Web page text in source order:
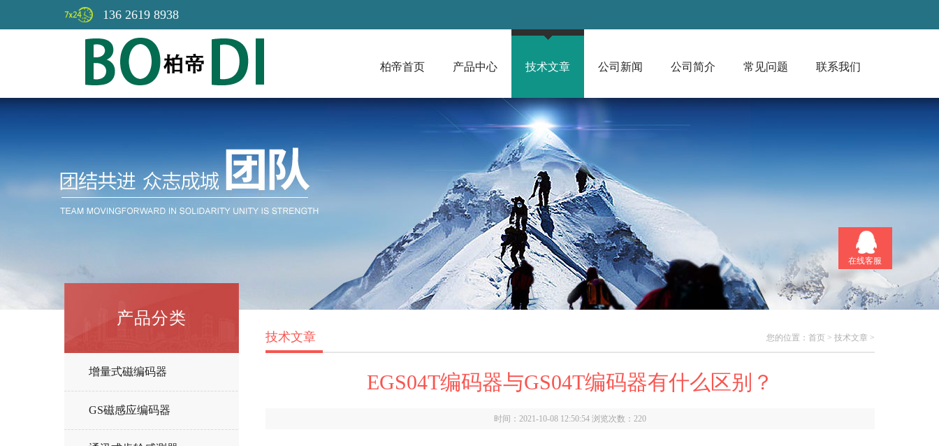
136 2619 8938
柏帝首页 产品中心 技术文章 公司新闻 公司简介 常见问题 联系我们
产品分类
增量式磁编码器
GS磁感应编码器
您的位置： 首页 > 技术文章 >
技术文章
EGS04T编码器与GS04T编码器有什么区别？
时间：2021-10-08 12:50:54 浏览次数： 220
在线客服